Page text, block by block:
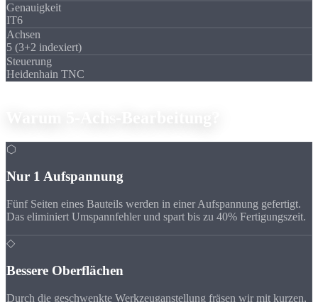
Genauigkeit
IT6
Achsen
5 (3+2 indexiert)
Steuerung
Heidenhain TNC
⬡
Nur 1 Aufspannung
Fünf Seiten eines Bauteils werden in einer Aufspannung gefertigt.
Das eliminiert Umspannfehler und spart bis zu 40% Fertigungszeit.
◇
Bessere Oberflächen
Durch die geschwenkte Werkzeuganstellung fräsen wir mit kurzen,